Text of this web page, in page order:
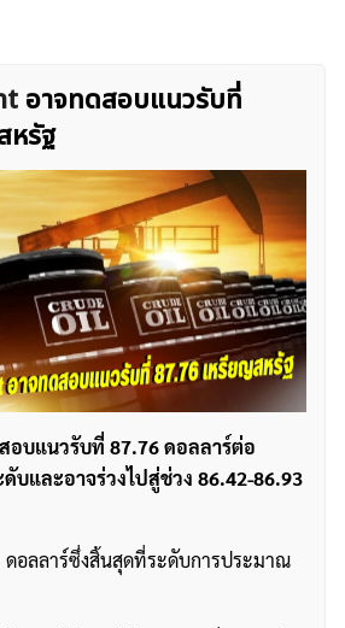
อาจทดสอบแนวรับที่
หรัฐ
อบแนวรับที่ 87.76 ดอลลาร์ต่อ
ดับและอาจร่วงไปสู่ช่วง 86.42-86.93
ดอลลาร์ซึ่งสิ้นสุดที่ระดับการประมาณ